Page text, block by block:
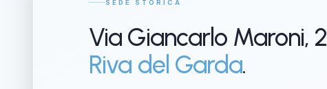
SEDE STORICA
Via Giancarlo Maroni, 2
Riva del Garda.